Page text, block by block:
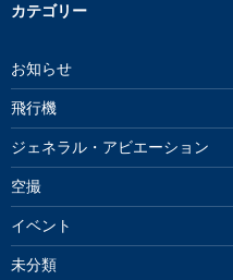
カテゴリー
お知らせ
飛行機
ジェネラル・アビエーション
空撮
イベント
未分類